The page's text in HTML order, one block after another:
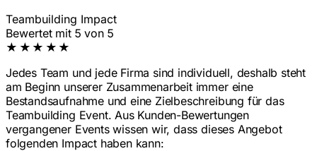
Teambuilding Impact
Bewertet mit 5 von 5
★★★★★
Jedes Team und jede Firma sind individuell, deshalb steht
am Beginn unserer Zusammenarbeit immer eine
Bestandsaufnahme und eine Zielbeschreibung für das
Teambuilding Event. Aus Kunden-Bewertungen
vergangener Events wissen wir, dass dieses Angebot
folgenden Impact haben kann: